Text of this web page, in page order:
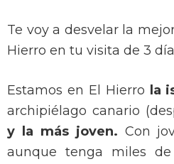
Te voy a desvelar la
Hierro en tu visita de 3
Estamos en El Hierro la
archipiélago canario
y la más joven. Con
aunque tenga miles